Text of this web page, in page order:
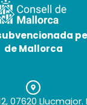
de Mallorca
07620 Llucmajor.